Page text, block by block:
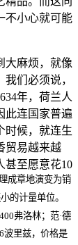
不小心就可能
大麻烦，就像
们必须说，
年，荷兰人
此连国家普遍
时候，就连生
贸易越来越
甚至愿意花10
成章地演变为销
的计量单位。
弗洛林；范·德
波里兹，价格是